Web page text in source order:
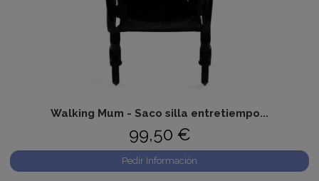
Walking Mum - Saco silla entretiempo...
99,50 €
Pedir Información